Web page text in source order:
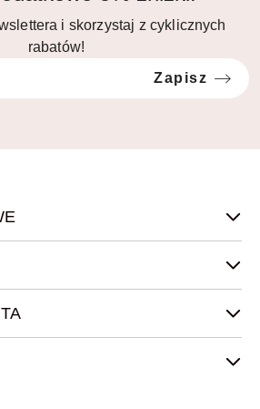
i skorzystaj z cyklicznych
rabatów!
Zapisz